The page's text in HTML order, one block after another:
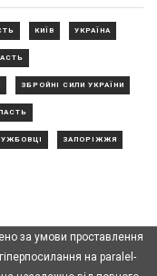
КИЇВ УКРАЇНА
ЗБРОЙНІ СИЛИ УКРАЇНИ
ЗАПОРІЖЖЯ
за умови проставлення
на paralel-